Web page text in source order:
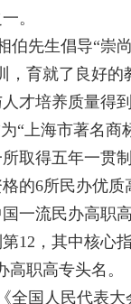
。
伯先生倡导“崇
，育就了良好的
才培养质量得
“上海市著名商
取得五年一贯
的6所民办优质
一流民办高职
12，其中核心
高职高专头名。
全国人民代表